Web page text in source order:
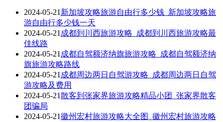
2024-05-21 新加坡攻略旅游自由行多少钱_新加坡攻略旅
游自由行多少钱一天
2024-05-21 成都到川西旅游攻略_成都到川西旅游攻略最
佳线路
2024-05-21 成都自驾额济纳旗旅游攻略_成都自驾额济纳
旗旅游攻略路线
2024-05-21 成都周边两日自驾游攻略_成都周边两日自驾
游攻略及费用
2024-05-21散客到张家界旅游攻略精品小团_张家界散客
团骗局
2024-05-21徽州宏村旅游攻略大全图_徽州宏村旅游攻略